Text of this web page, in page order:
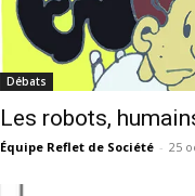
Débats
Les robots,
Équipe Reflet de Société - 25